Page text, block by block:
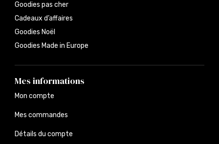
Goodies pas cher
Cadeaux d’affaires
Goodies Noël
Goodies Made in Europe
Mes informations
Mon compte
Mes commandes
Détails du compte